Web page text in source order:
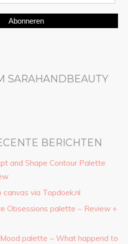
Abonneren
SARAHANDBEAUTY
BERICHTEN
and Shape Contour Palette
via Topdoek.nl
Obsessions palette ~ Review +
palette ~ What happend to